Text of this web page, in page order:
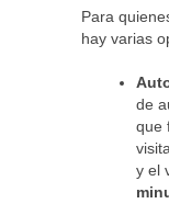
Para
hay varias
de
que
y el